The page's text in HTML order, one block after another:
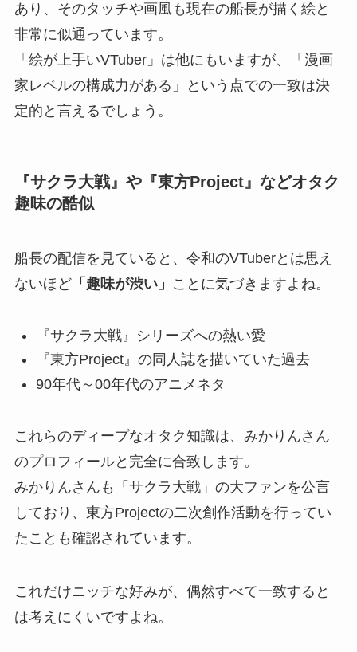
あり、そのタッチや画風も現在の船長が描く絵と
非常に似通っています。
「絵が上手いVTuber」は他にもいますが、「漫画
家レベルの構成力がある」という点での一致は決
定的と言えるでしょう。
『サクラ大戦』や『東方Project』などオタク
趣味の酷似
船長の配信を見ていると、令和のVTuberとは思え
ないほど「趣味が渋い」 ことに気づきますよね。
『サクラ大戦』シリーズへの熱い愛
『東方Project』の同人誌を描いていた過去
90年代～00年代のアニメネタ
これらのディープなオタク知識は、みかりんさん
のプロフィールと完全に合致します。
みかりんさんも「サクラ大戦」の大ファンを公言
しており、東方Projectの二次創作活動を行ってい
たことも確認されています。
これだけニッチな好みが、偶然すべて一致すると
は考えにくいですよね。